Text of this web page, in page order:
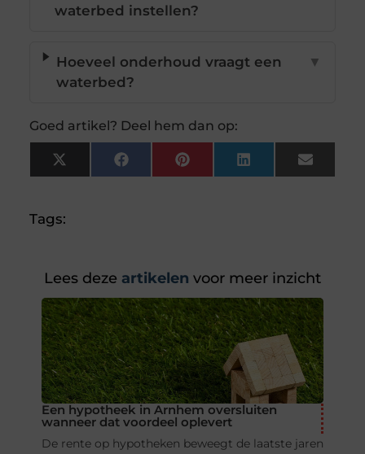
waterbed instellen?
Hoeveel onderhoud vraagt een
waterbed?
▼
Goed artikel? Deel hem dan op:
X
(Twitter)
FacebookPinterestLinkedInEmail
Tags:
Lees deze artikelen voor meer inzicht
Een hypotheek in Arnhem oversluiten
wanneer dat voordeel oplevert
De rente op hypotheken beweegt de laatste jaren